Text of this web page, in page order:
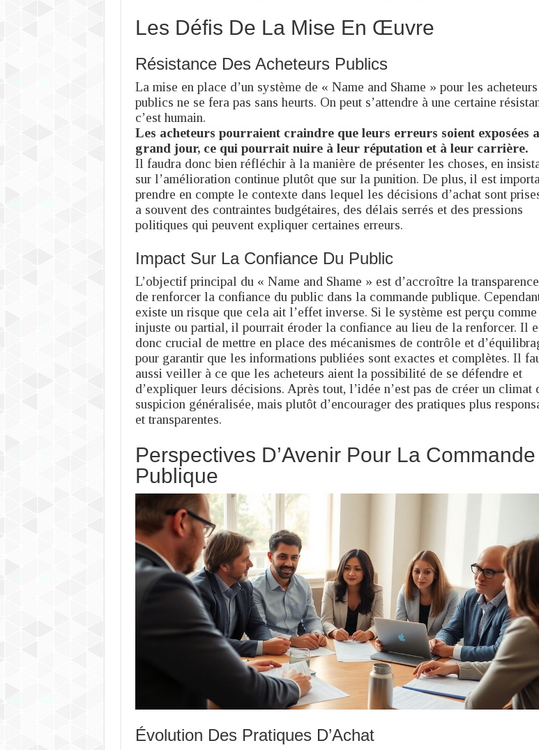
Les Défis De La Mise En Œuvre
Résistance Des Acheteurs Publics
La mise en place d’un système de « Name and Shame » pour les acheteurs
publics ne se fera pas sans heurts. On peut s’attendre à une certaine
c’est humain.
Les acheteurs pourraient craindre que leurs erreurs soient exposées
grand jour, ce qui pourrait nuire à leur réputation et à leur carrière.
Il faudra donc bien réfléchir à la manière de présenter les choses, en
sur l’amélioration continue plutôt que sur la punition. De plus, il est
prendre en compte le contexte dans lequel les décisions d’achat sont
a souvent des contraintes budgétaires, des délais serrés et des pressions
politiques qui peuvent expliquer certaines erreurs.
Impact Sur La Confiance Du Public
L’objectif principal du « Name and Shame » est d’accroître la
de renforcer la confiance du public dans la commande publique.
existe un risque que cela ait l’effet inverse. Si le système est perçu comme
injuste ou partial, il pourrait éroder la confiance au lieu de la renforcer. Il
donc crucial de mettre en place des mécanismes de contrôle et
pour garantir que les informations publiées sont exactes et complètes. Il
aussi veiller à ce que les acheteurs aient la possibilité de se défendre et
d’expliquer leurs décisions. Après tout, l’idée n’est pas de créer un climat
suspicion généralisée, mais plutôt d’encourager des pratiques plus
et transparentes.
Perspectives D’Avenir Pour La Commande
Publique
Évolution Des Pratiques D’Achat